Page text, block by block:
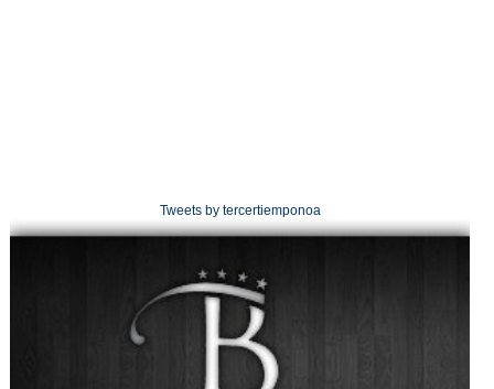
Tweets by tercertiemponoa